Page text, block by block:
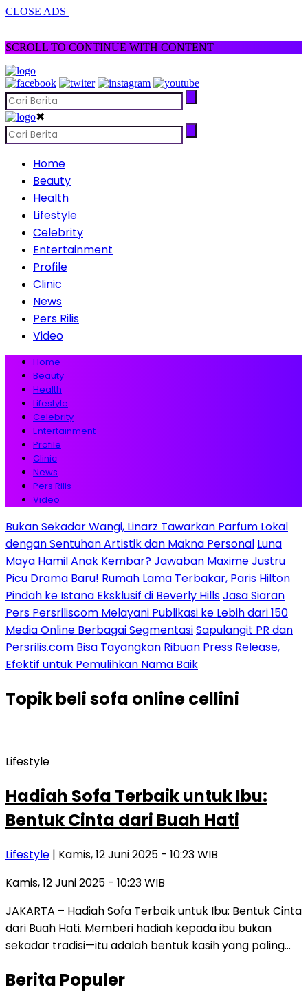
CLOSE ADS
SCROLL TO CONTINUE WITH CONTENT
✖
Home
Beauty
Health
Lifestyle
Celebrity
Entertainment
Profile
Clinic
News
Pers Rilis
Video
Home
Beauty
Health
Lifestyle
Celebrity
Entertainment
Profile
Clinic
News
Pers Rilis
Video
Bukan Sekadar Wangi, Linarz Tawarkan Parfum Lokal
dengan Sentuhan Artistik dan Makna Personal Luna
Maya Hamil Anak Kembar? Jawaban Maxime Justru
Picu Drama Baru! Rumah Lama Terbakar, Paris Hilton
Pindah ke Istana Eksklusif di Beverly HillsJasa Siaran
Pers Persriliscom Melayani Publikasi ke Lebih dari 150
Media Online Berbagai SegmentasiSapulangit PR dan
Persrilis.com Bisa Tayangkan Ribuan Press Release,
Efektif untuk Pemulihkan Nama Baik
Topikbeli sofa online cellini
Lifestyle
Hadiah Sofa Terbaik untuk Ibu:
Bentuk Cinta dari Buah Hati
Lifestyle | Kamis, 12 Juni 2025 - 10:23 WIB
Kamis, 12 Juni 2025 - 10:23 WIB
JAKARTA – Hadiah Sofa Terbaik untuk Ibu: Bentuk Cinta
dari Buah Hati. Memberi hadiah kepada ibu bukan
sekadar tradisi—itu adalah bentuk kasih yang paling…
Berita Populer